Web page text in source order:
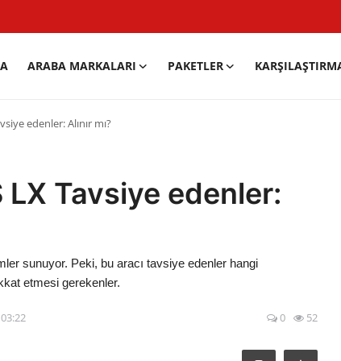
ARABA MARKALARI PAKETLER
edenler: Alınır mı?
Tavsiye edenler:
sunuyor. Peki, bu aracı tavsiye edenler hangi
etmesi gerekenler.
0 52